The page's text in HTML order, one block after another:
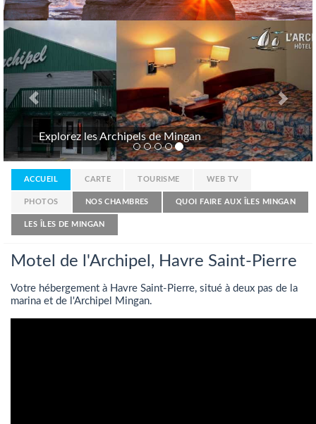
Explorez les Archipels de Mingan
Previous
ACCUEIL CARTE TOURISME WEB TV
PHOTOS NOS CHAMBRES QUOI FAIRE AUX ÎLES MINGAN
LES ÎLES DE MINGAN
Motel de l'Archipel, Havre Saint-Pierre
Votre hébergement à Havre Saint-Pierre, situé à deux pas de la
marina et de l'Archipel Mingan.